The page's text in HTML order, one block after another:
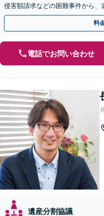
侵害額請求などの困難事件から
途不明金の調査まで、全般の経験
料
電話でお問い合わせ
遺産分割協議